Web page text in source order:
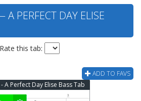
A PERFECT DAY ELISE
Rate this tab:
ADD TO FAVS
- A Perfect Day Elise Bass Tab